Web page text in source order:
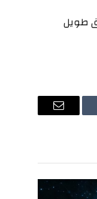
طويل
البريد